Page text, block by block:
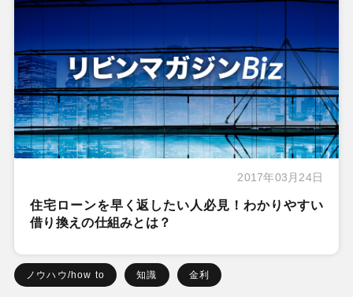
2017年03月24日
住宅ローンを早く返したい人必見！わかりやすい
借り換えの仕組みとは？
ノウハウ/how to 知識 金利